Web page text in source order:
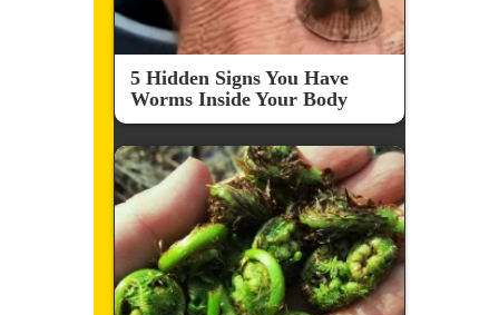
5 Hidden Signs You Have
Worms Inside Your Body